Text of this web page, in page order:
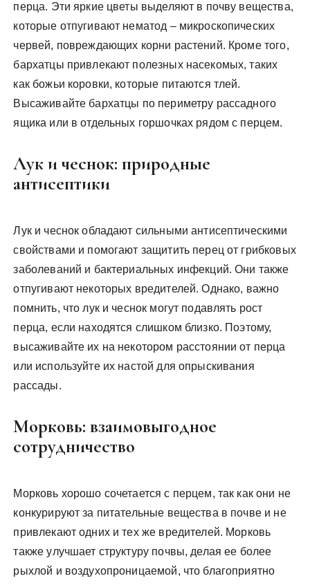
перца. Эти яркие цветы выделяют в почву вещества,
которые отпугивают нематод – микроскопических
червей, повреждающих корни растений. Кроме того,
бархатцы привлекают полезных насекомых, таких
как божьи коровки, которые питаются тлей.
Высаживайте бархатцы по периметру рассадного
ящика или в отдельных горшочках рядом с перцем.
Лук и чеснок: природные
антисептики
Лук и чеснок обладают сильными антисептическими
свойствами и помогают защитить перец от грибковых
заболеваний и бактериальных инфекций. Они также
отпугивают некоторых вредителей. Однако, важно
помнить, что лук и чеснок могут подавлять рост
перца, если находятся слишком близко. Поэтому,
высаживайте их на некотором расстоянии от перца
или используйте их настой для опрыскивания
рассады.
Морковь: взаимовыгодное
сотрудничество
Морковь хорошо сочетается с перцем, так как они не
конкурируют за питательные вещества в почве и не
привлекают одних и тех же вредителей. Морковь
также улучшает структуру почвы, делая ее более
рыхлой и воздухопроницаемой, что благоприятно